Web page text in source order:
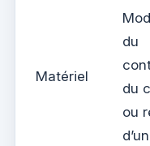
Matériel
du
du
ou